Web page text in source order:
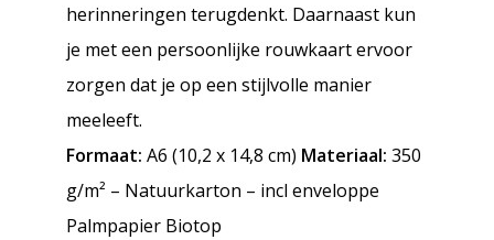
herinneringen terugdenkt. Daarnaast kun
je met een persoonlijke rouwkaart ervoor
zorgen dat je op een stijlvolle manier
meeleeft.
Formaat: A6 (10,2 x 14,8 cm) Materiaal: 350
g/m² – Natuurkarton – incl enveloppe
Palmpapier Biotop